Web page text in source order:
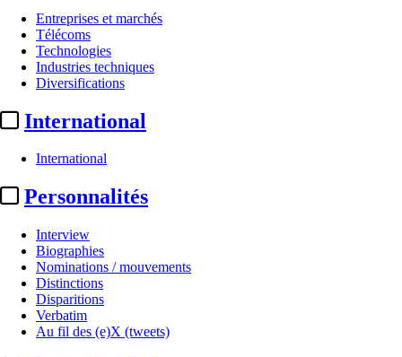
Entreprises et marchés
Télécoms
Technologies
Industries techniques
Diversifications
International
International
Personnalités
Interview
Biographies
Nominations / mouvements
Distinctions
Disparitions
Verbatim
Au fil des (e)X (tweets)